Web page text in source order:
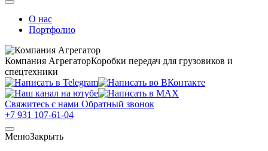
О нас
Портфолио
Компания АгрегаторКоробки передач для грузовиков и
спецтехники
Свяжитесь с нами Обратный звонок
+7 931 107-61-04
МенюЗакрыть